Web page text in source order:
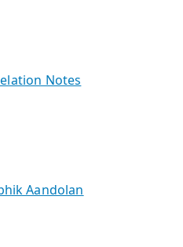
Notes
Aandolan